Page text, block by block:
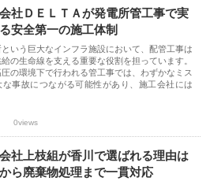
社ＤＥＬＴＡが発電所管工事で実
安全第一の施工体制
いう巨大なインフラ施設において、配管工事は
の生命線を支える重要な役割を担っています。
の環境下で行われる管工事では、わずかなミス
な事故につながる可能性があり、施工会社には
0views
社上枝組が香川で選ばれる理由は
ら廃棄物処理まで一貫対応